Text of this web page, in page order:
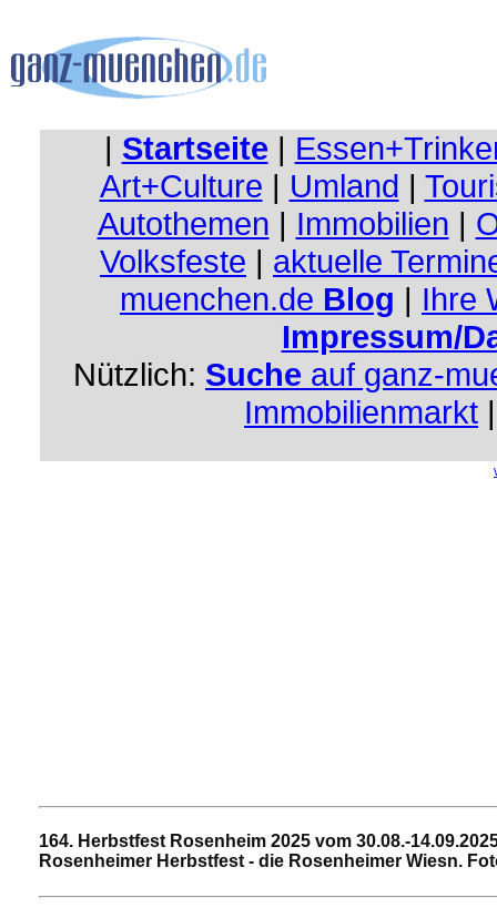
| Startseite |
Art+Culture | Umland |
Autothemen | Immobilien |
Volksfeste | aktuelle
muenchen.de Blog | Ihre
Impressum/
Nützlich: Suche auf ganz-
Immobilienmarkt
164. Herbstfest Rosenheim 2025 vom 30.08.-
Rosenheimer Herbstfest - die Rosenheimer Wiesn.